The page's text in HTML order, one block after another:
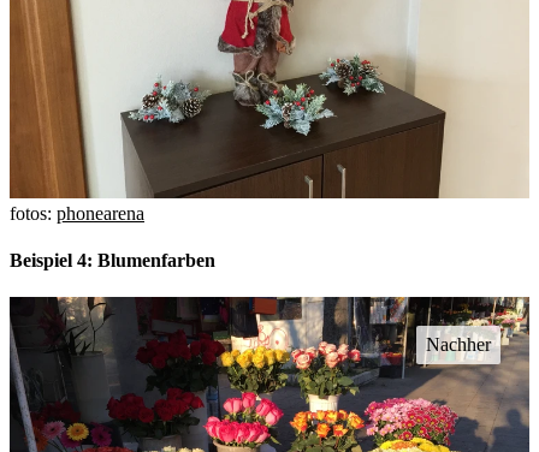
fotos: phonearena
Beispiel 4: Blumenfarben